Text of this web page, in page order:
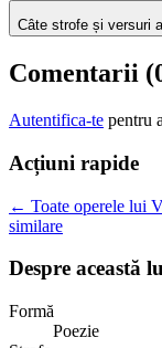
Câte strofe și versuri
Comentarii (
Autentifica-te pentru
Acțiuni rapide
← Toate operele lui
similare
Despre această
Formă
Poezie